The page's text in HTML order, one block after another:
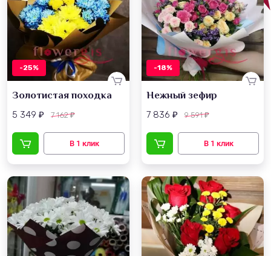
-25%
Золотистая походка
5 349 ₽ 7 162₽
-18%
Нежный зефир
7 836 ₽ 9 591₽